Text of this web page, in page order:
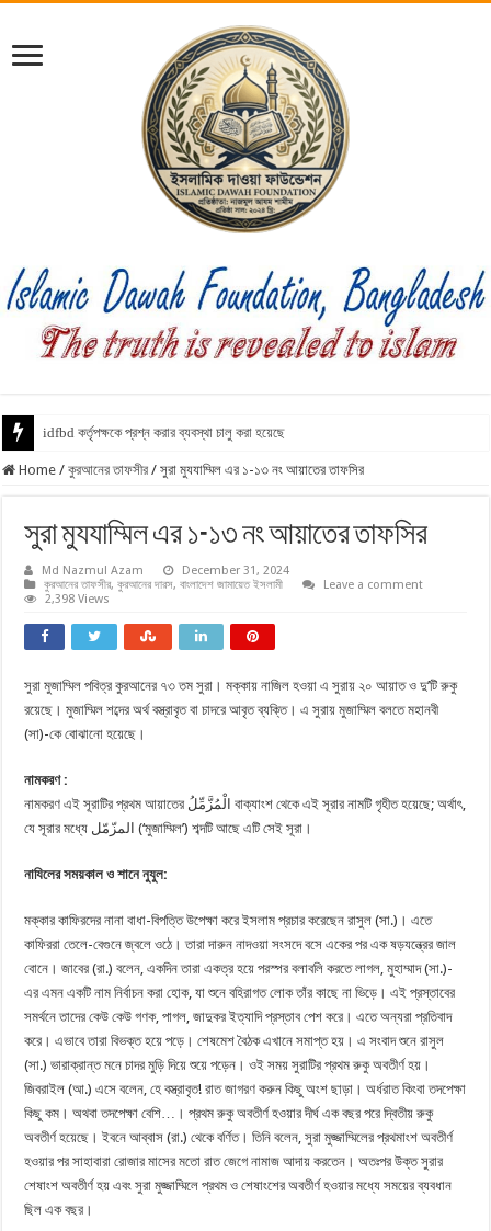
idfbd কর্তৃপক্ষকে প্রশ্ন করার ব্যবস্থা চালু করা হয়েছে
Home / কুরআনের তাফসীর / সুরা মুযযাম্মিল এর ১-১৩ নং আয়াতের তাফসির
সুরা মুযযাম্মিল এর ১-১৩ নং আয়াতের তাফসির
Md Nazmul Azam
December 31, 2024
কুরআনের তাফসীর,কুরআনের দারস,বাংলাদেশ জামায়েত ইসলামী
Leave a comment
2,398 Views
সুরা মুজাম্মিল পবিত্র কুরআনের ৭৩ তম সুরা। মক্কায় নাজিল হওয়া এ সুরায় ২০ আয়াত ও দু’টি রুকু
রয়েছে। মুজাম্মিল শব্দের অর্থ বস্ত্রাবৃত বা চাদরে আবৃত ব্যক্তি। এ সুরায় মুজাম্মিল বলতে মহানবী
(সা)-কে বোঝানো হয়েছে।
নামকরণ :
নামকরণ এই সূরাটির প্রথম আয়াতের الْمُزَّمِّلُ বাক্যাংশ থেকে এই সূরার নামটি গৃহীত হয়েছে; অর্থাৎ,
যে সূরার মধ্যে المزّمّل (‘মুজাম্মিল‌’) শব্দটি আছে এটি সেই সূরা।
নাযিলের সময়কাল ও শানে নুযুল:
মক্কার কাফিরদের নানা বাধা-বিপত্তি উপেক্ষা করে ইসলাম প্রচার করেছেন রাসুল (সা.)। এতে
কাফিররা তেলে-বেগুনে জ্বলে ওঠে। তারা দারুন নাদওয়া সংসদে বসে একের পর এক ষড়যন্ত্রের জাল
বোনে। জাবের (রা.) বলেন, একদিন তারা একত্র হয়ে পরস্পর বলাবলি করতে লাগল, মুহাম্মাদ (সা.)-
এর এমন একটি নাম নির্বাচন করা হোক, যা শুনে বহিরাগত লোক তাঁর কাছে না ভিড়ে। এই প্রস্তাবের
সমর্থনে তাদের কেউ কেউ গণক, পাগল, জাদুকর ইত্যাদি প্রস্তাব পেশ করে। এতে অন্যরা প্রতিবাদ
করে। এভাবে তারা বিভক্ত হয়ে পড়ে। শেষমেশ বৈঠক এখানে সমাপ্ত হয়। এ সংবাদ শুনে রাসুল
(সা.) ভারাক্রান্ত মনে চাদর মুড়ি দিয়ে শুয়ে পড়েন। ওই সময় সুরাটির প্রথম রুকু অবতীর্ণ হয়।
জিবরাইল (আ.) এসে বলেন, হে বস্ত্রাবৃত! রাত জাগরণ করুন কিছু অংশ ছাড়া। অর্ধরাত কিংবা তদপেক্ষা
কিছু কম। অথবা তদপেক্ষা বেশি…। প্রথম রুকু অবতীর্ণ হওয়ার দীর্ঘ এক বছর পরে দ্বিতীয় রুকু
অবতীর্ণ হয়েছে। ইবনে আব্বাস (রা.) থেকে বর্ণিত। তিনি বলেন, সুরা মুজ্জাম্মিলের প্রথমাংশ অবতীর্ণ
হওয়ার পর সাহাবারা রোজার মাসের মতো রাত জেগে নামাজ আদায় করতেন। অতঃপর উক্ত সুরার
শেষাংশ অবতীর্ণ হয় এবং সুরা মুজ্জাম্মিলে প্রথম ও শেষাংশের অবতীর্ণ হওয়ার মধ্যে সময়ের ব্যবধান
ছিল এক বছর।